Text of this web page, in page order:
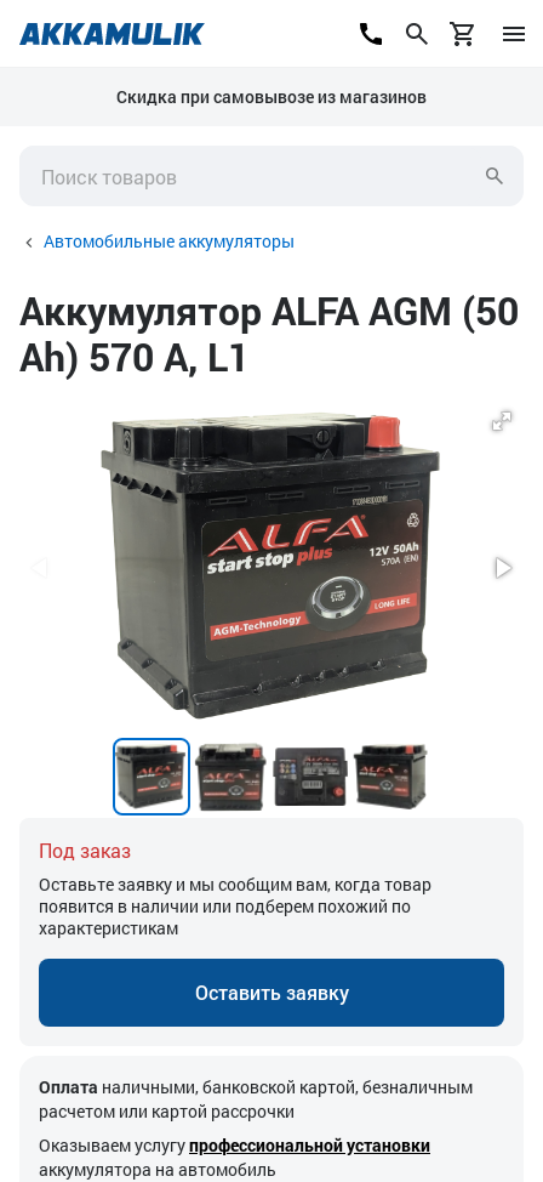
Скидка при самовывозе из магазинов
Автомобильные аккумуляторы
Аккумулятор ALFA AGM (50
Ah) 570 А, L1
Под заказ
Оставьте заявку и мы сообщим вам, когда товар
появится в наличии или подберем похожий по
характеристикам
Оставить заявку
Оплата наличными, банковской картой, безналичным
расчетом или картой рассрочки
Оказываем услугупрофессиональной установки
аккумулятора на автомобиль